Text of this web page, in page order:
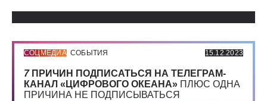
СОЦМЕДИА СОБЫТИЯ 15.12.2023
7 ПРИЧИН ПОДПИСАТЬСЯ НА ТЕЛЕГРАМ-
КАНАЛ «ЦИФРОВОГО ОКЕАНА» ПЛЮС ОДНА
ПРИЧИНА НЕ ПОДПИСЫВАТЬСЯ